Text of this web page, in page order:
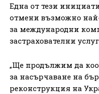
Една от тези
отмени възможно
за международни
застрахователни
„Ще продължим да
за насърчаване на
реконструкция на